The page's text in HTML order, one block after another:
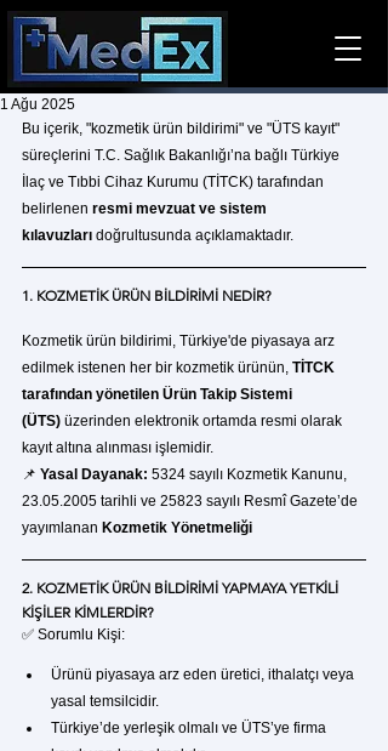
1 Ağu 2025
Bu içerik, "kozmetik ürün bildirimi" ve "ÜTS kayıt"
süreçlerini T.C. Sağlık Bakanlığı’na bağlı Türkiye
İlaç ve Tıbbi Cihaz Kurumu (TİTCK) tarafından
belirlenen resmi mevzuat ve sistem
kılavuzları doğrultusunda açıklamaktadır.
1. KOZMETİK ÜRÜN BİLDİRİMİ NEDİR?
Kozmetik ürün bildirimi, Türkiye'de piyasaya arz
edilmek istenen her bir kozmetik ürünün, TİTCK
tarafından yönetilen Ürün Takip Sistemi
(ÜTS) üzerinden elektronik ortamda resmi olarak
kayıt altına alınması işlemidir.
📌 Yasal Dayanak: 5324 sayılı Kozmetik Kanunu,
23.05.2005 tarihli ve 25823 sayılı Resmî Gazete’de
yayımlanan Kozmetik Yönetmeliği
2. KOZMETİK ÜRÜN BİLDİRİMİ YAPMAYA YETKİLİ
KİŞİLER KİMLERDİR?
✅ Sorumlu Kişi:
Ürünü piyasaya arz eden üretici, ithalatçı veya
yasal temsilcidir.
Türkiye’de yerleşik olmalı ve ÜTS’ye firma